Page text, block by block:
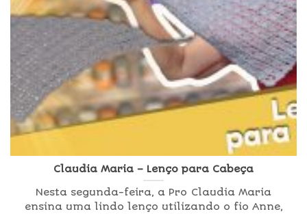
Claudia Maria – Lenço para Cabeça
Nesta segunda-feira, a Pro Claudia Maria
ensina uma lindo lenço utilizando o fio Anne,